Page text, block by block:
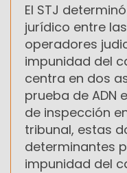
El STJ
jurídico entre
operadores
impunidad del
centra en dos
prueba de ADN
de inspección
tribunal, estas
determinantes
impunidad del